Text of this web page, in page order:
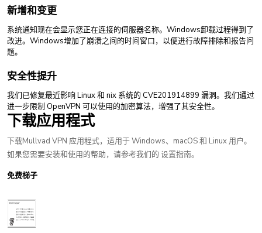
新增和变更
系统通知现在会显示您正在连接的伺服器名称。Windows卸载过程得到了
改进。Windows增加了崩溃之间的时间窗口，以便进行故障排除和报告问
题。
安全性提升
我们已修复最近影响 Linux 和 nix 系统的 CVE201914899 漏洞。我们通过
进一步限制 OpenVPN 可以使用的加密算法，增强了其安全性。
下载应用程式
下载Mullvad VPN 应用程式，适用于 Windows、macOS 和 Linux 用户。
如果您需要安装和使用的帮助，请参考我们的 设置指南。
免费梯子